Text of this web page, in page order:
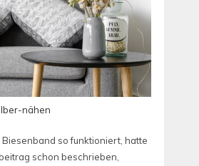
so funktioniert, hatte
schon beschrieben,